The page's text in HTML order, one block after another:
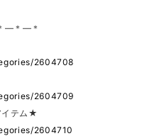
＊—＊
2604708
2604709
イテム★
2604710